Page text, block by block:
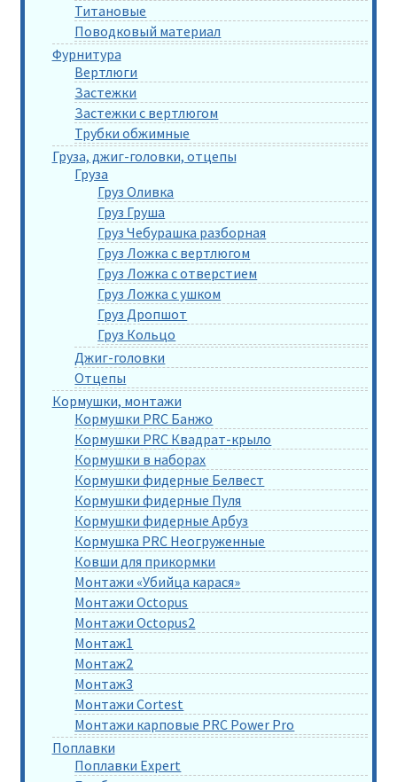
Титановые
Поводковый материал
Фурнитура
Вертлюги
Застежки
Застежки с вертлюгом
Трубки обжимные
Груза, джиг-головки, отцепы
Груза
Груз Оливка
Груз Груша
Груз Чебурашка разборная
Груз Ложка с вертлюгом
Груз Ложка с отверстием
Груз Ложка с ушком
Груз Дропшот
Груз Кольцо
Джиг-головки
Отцепы
Кормушки, монтажи
Кормушки PRC Банжо
Кормушки PRC Квадрат-крыло
Кормушки в наборах
Кормушки фидерные Белвест
Кормушки фидерные Пуля
Кормушки фидерные Арбуз
Кормушка PRC Неогруженные
Ковши для прикормки
Монтажи «Убийца карася»
Монтажи Octopus
Монтажи Octopus2
Монтаж1
Монтаж2
Монтаж3
Монтажи Cortest
Монтажи карповые PRC Power Pro
Поплавки
Поплавки Expert